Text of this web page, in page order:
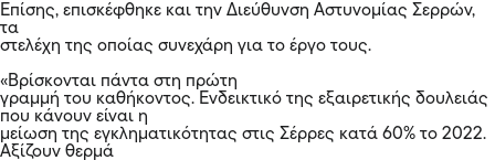
Επίσης, επισκέφθηκε και την Διεύθυνση Αστυνομίας Σερρών,
τα
στελέχη της οποίας συνεχάρη για το έργο τους.
«Βρίσκονται πάντα στη πρώτη
γραμμή του καθήκοντος. Ενδεικτικό της εξαιρετικής δουλειάς
που κάνουν είναι η
μείωση της εγκληματικότητας στις Σέρρες κατά 60% το 2022.
Αξίζουν θερμά